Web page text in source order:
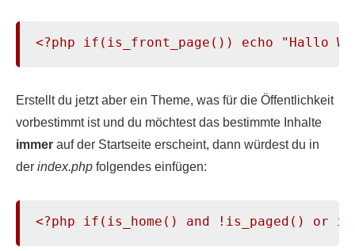
<?php if(is_front_page()) echo "Hallo
Erstellt du jetzt aber ein Theme, was für die Öffentlichkeit
vorbestimmt ist und du möchtest das bestimmte Inhalte
immer auf der Startseite erscheint, dann würdest du in
der index.php folgendes einfügen:
<?php if(is_home() and !is_paged() or